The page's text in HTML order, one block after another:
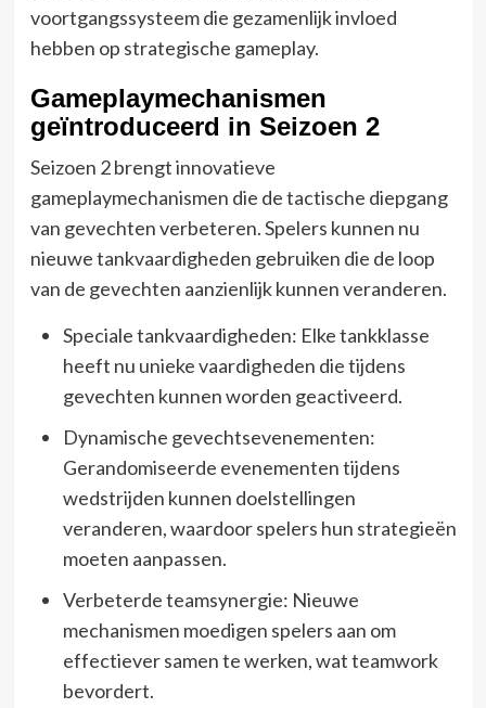
voortgangssysteem die gezamenlijk invloed
hebben op strategische gameplay.
Gameplaymechanismen
geïntroduceerd in Seizoen 2
Seizoen 2 brengt innovatieve
gameplaymechanismen die de tactische diepgang
van gevechten verbeteren. Spelers kunnen nu
nieuwe tankvaardigheden gebruiken die de loop
van de gevechten aanzienlijk kunnen veranderen.
Speciale tankvaardigheden: Elke tankklasse
heeft nu unieke vaardigheden die tijdens
gevechten kunnen worden geactiveerd.
Dynamische gevechtsevenementen:
Gerandomiseerde evenementen tijdens
wedstrijden kunnen doelstellingen
veranderen, waardoor spelers hun strategieën
moeten aanpassen.
Verbeterde teamsynergie: Nieuwe
mechanismen moedigen spelers aan om
effectiever samen te werken, wat teamwork
bevordert.